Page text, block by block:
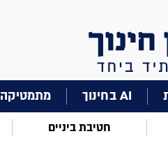
AI בחינוך מתמטיקה
חטיבת ביניים